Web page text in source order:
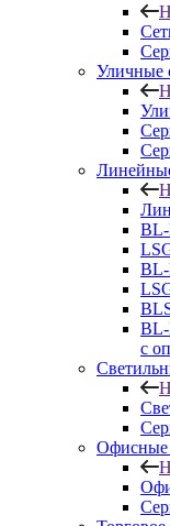
Уличные
BL-
BL-
BL-
с
Офисные